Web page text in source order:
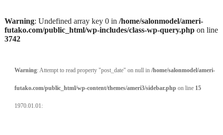
Warning: Undefined array key 0 in /home/salonmodel/ameri-
futako.com/public_html/wp-includes/class-wp-query.phpon line
3742
Warning: Attempt to read property "post_date" on null in /home/salonmodel/ameri-
futako.com/public_html/wp-content/themes/ameri3/sidebar.php on line 15
1970.01.01: